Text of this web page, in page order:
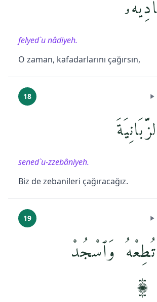
felyed`u nâdiyeh.
O zaman, kafadarlarını çağırsın,
18
sened`u-zzebâniyeh.
Biz de zebanileri çağıracağız.
19
وَٱسْجُدْ
۩